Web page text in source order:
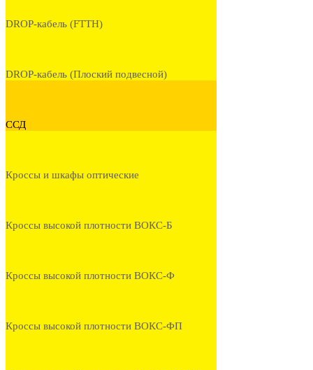
DROP-кабель (FTTH)
DROP-кабель (Плоский подвесной)
ССД
Кроссы и шкафы оптические
Кроссы высокой плотности ВОКС-Б
Кроссы высокой плотности ВОКС-Ф
Кроссы высокой плотности ВОКС-ФП